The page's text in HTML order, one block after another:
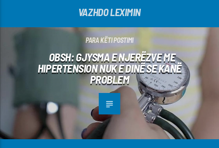
VAZHDO LEXIMIN
PARA KËTI POSTIMI
OBSH: GJYSMA E NJERËZVE ME
HIPERTENSION NUK E DINË SE KANË
PROBLEM